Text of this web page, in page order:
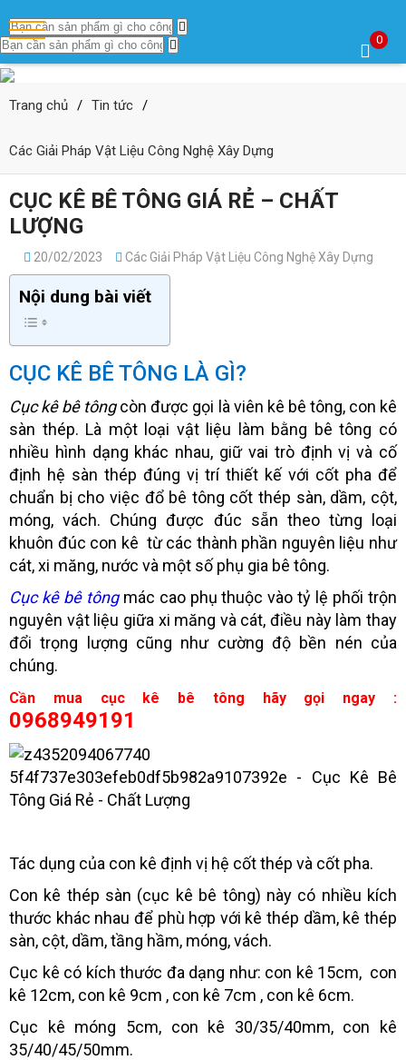
0
Trang chủ / Tin tức /
Các Giải Pháp Vật Liệu Công Nghệ Xây Dựng
CỤC KÊ BÊ TÔNG GIÁ RẺ – CHẤT
LƯỢNG
20/02/2023 Các Giải Pháp Vật Liệu Công Nghệ Xây Dựng
Nội dung bài viết
CỤC KÊ BÊ TÔNG LÀ GÌ?
Cục kê bê tôngcòn được gọi là viên kê bê tông, con kê
sàn thép. Là một loại vật liệu làm bằng bê tông có
nhiều hình dạng khác nhau, giữ vai trò định vị và cố
định hệ sàn thép đúng vị trí thiết kế với cốt pha để
chuẩn bị cho việc đổ bê tông cốt thép sàn, dầm, cột,
móng, vách. Chúng được đúc sẵn theo từng loại
khuôn đúc con kê từ các thành phần nguyên liệu như
cát, xi măng, nước và một số phụ gia bê tông.
Cục kê bê tôngmác cao phụ thuộc vào tỷ lệ phối trộn
nguyên vật liệu giữa xi măng và cát, điều này làm thay
đổi trọng lượng cũng như cường độ bền nén của
chúng.
Cần mua cục kê bê tông hãy gọi ngay :
0968949191
Tác dụng của con kê định vị hệ cốt thép và cốt pha.
Con kê thép sàn (cục kê bê tông) này có nhiều kích
thước khác nhau để phù hợp với kê thép dầm, kê thép
sàn, cột, dầm, tầng hầm, móng, vách.
Cục kê có kích thước đa dạng như: con kê 15cm, con
kê 12cm, con kê 9cm , con kê 7cm , con kê 6cm.
Cục kê móng 5cm, con kê 30/35/40mm, con kê
35/40/45/50mm.